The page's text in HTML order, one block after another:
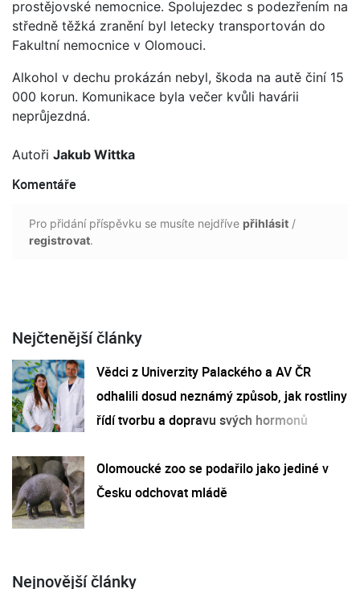
prostějovské nemocnice. Spolujezdec s podezřením na
středně těžká zranění byl letecky transportován do
Fakultní nemocnice v Olomouci.
Alkohol v dechu prokázán nebyl, škoda na autě činí 15
000 korun. Komunikace byla večer kvůli havárii
neprůjezdná.
Autoři Jakub Wittka
Komentáře
Pro přidání příspěvku se musíte nejdříve přihlásit /
registrovat.
Nejčtenější články
Vědci z Univerzity Palackého a AV ČR
odhalili dosud neznámý způsob, jak rostliny
řídí tvorbu a dopravu svých hormonů
Olomoucké zoo se podařilo jako jediné v
Česku odchovat mládě
Nejnovější články